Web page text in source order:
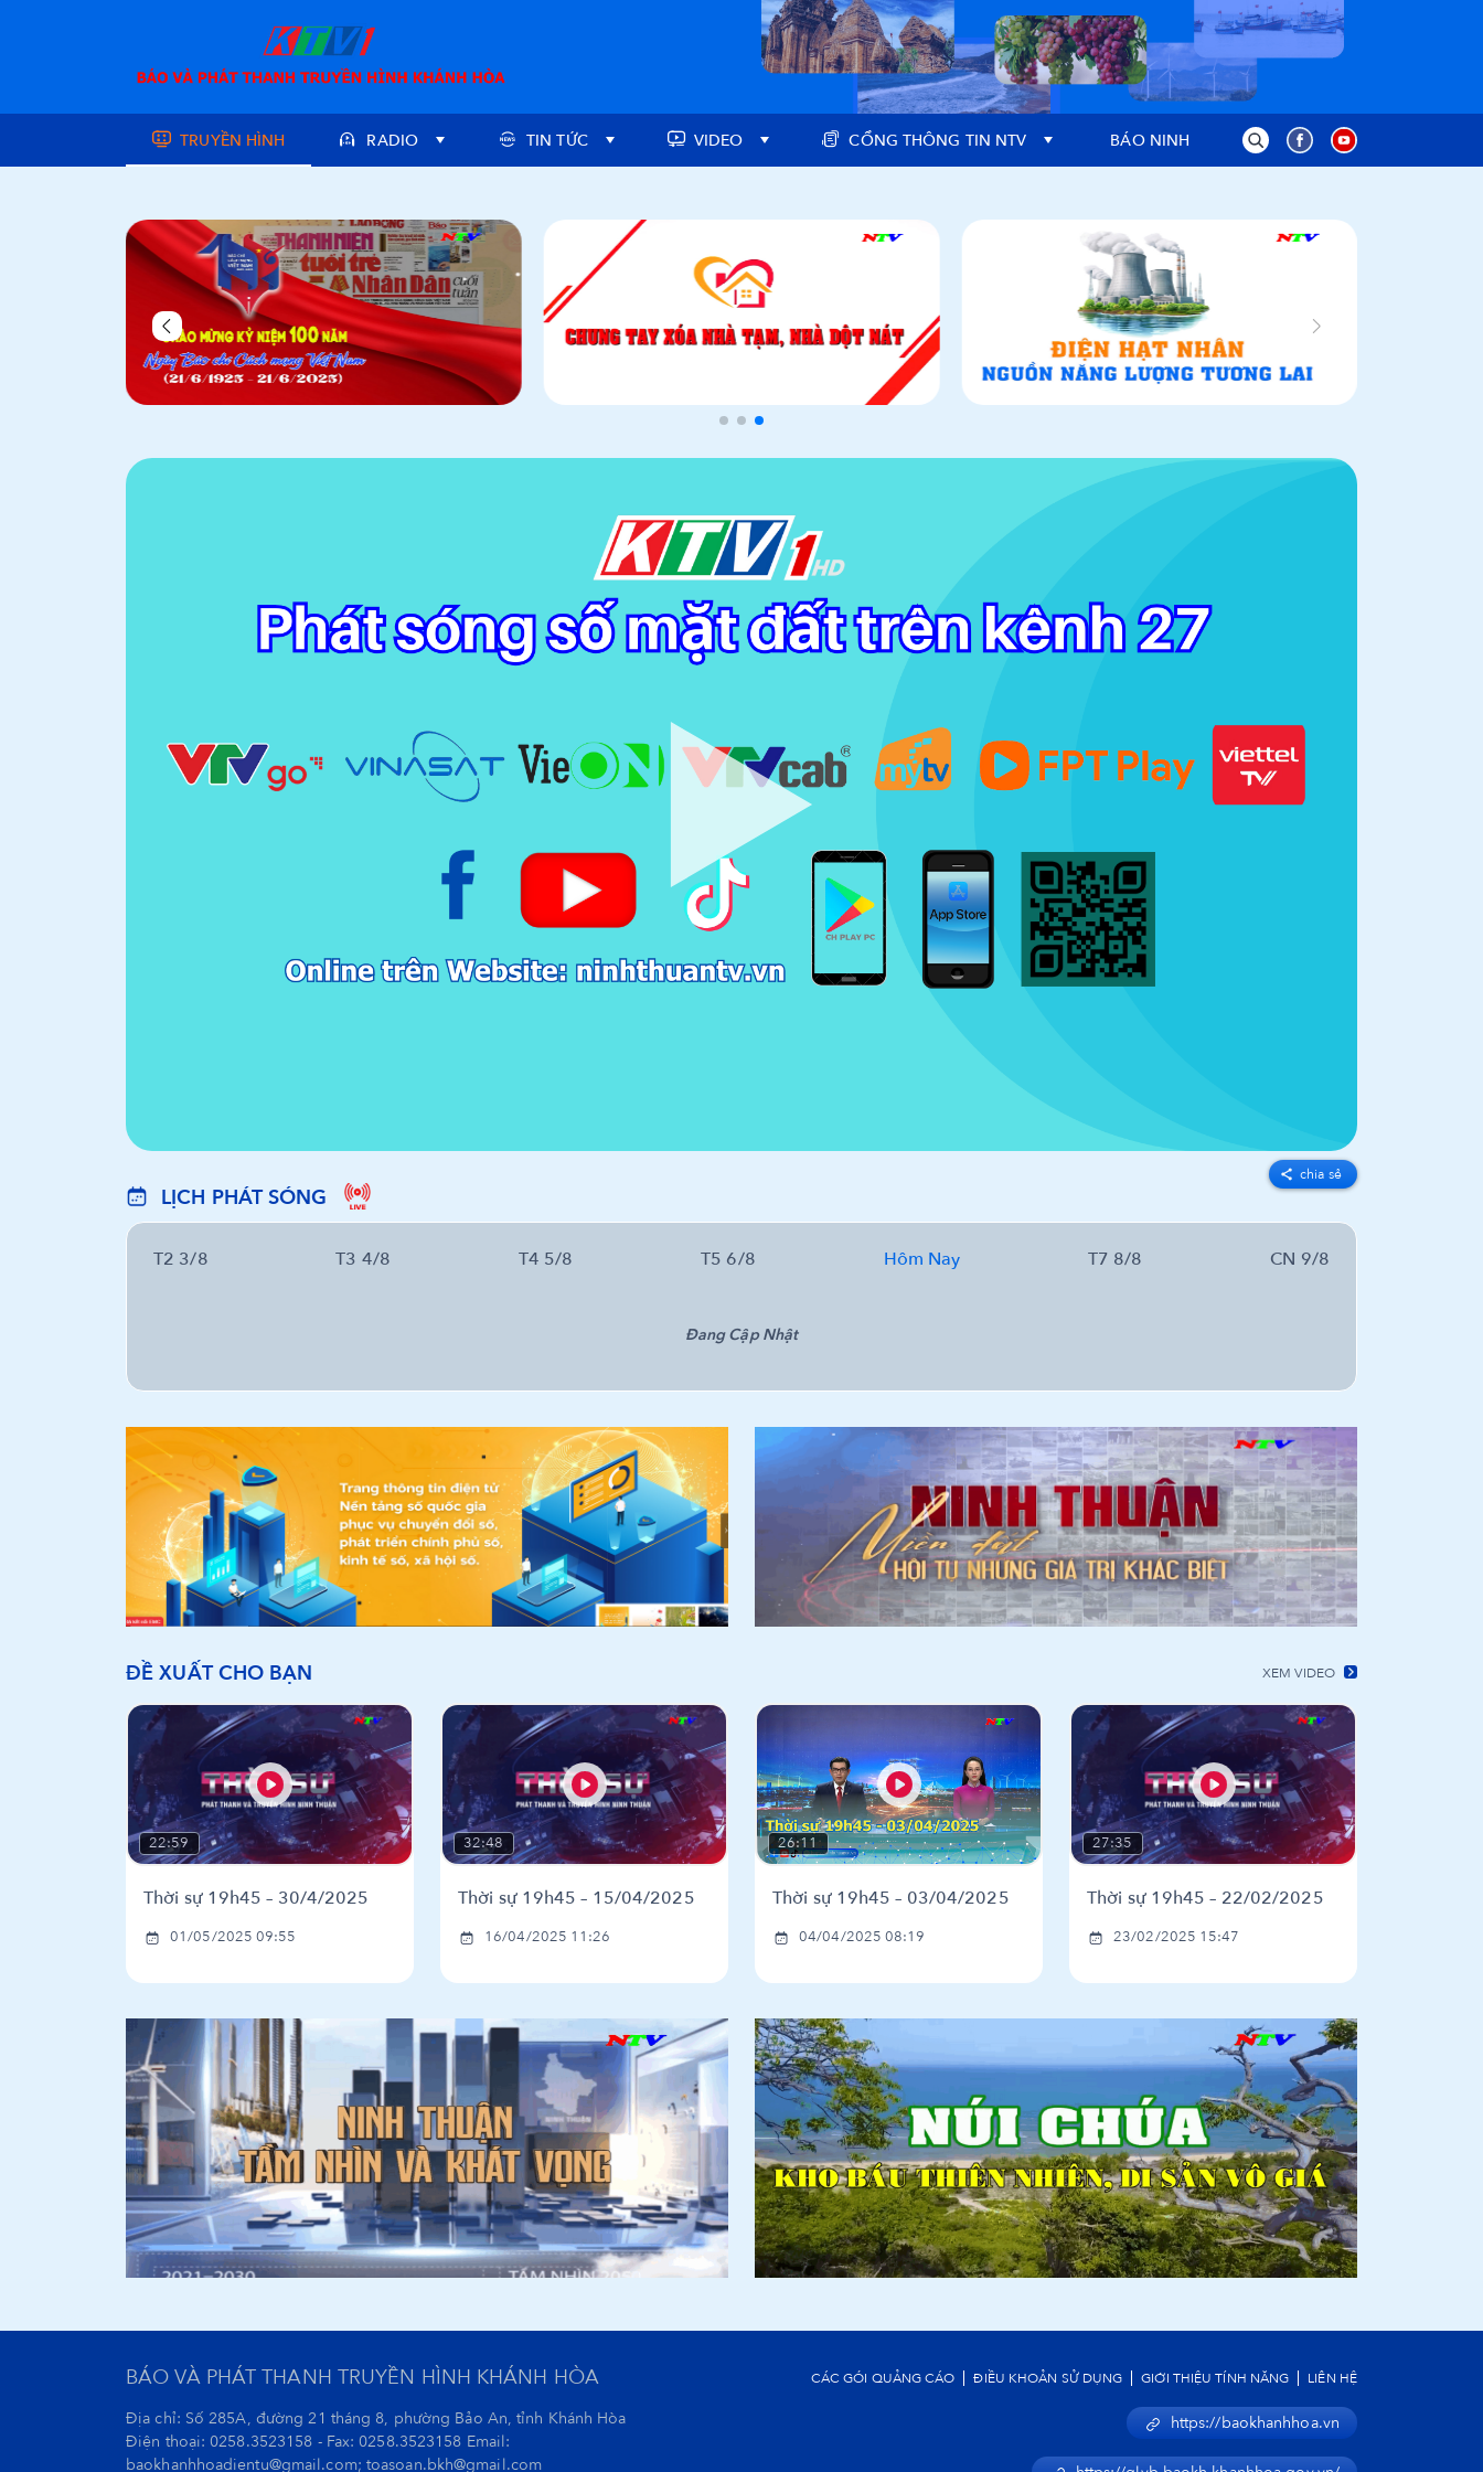
TRUYỀN HÌNH RADIO TIN TỨC VIDEO CỔNG THÔNG TIN NTV BÁO NINH THUẬN
chia sẻ
LỊCH PHÁT SÓNG
T2 3/8 T3 4/8 T4 5/8 T5 6/8 Hôm Nay T7 8/8 CN 9/8
Đang Cập Nhật
ĐỀ XUẤT CHO BẠN XEM VIDEO
22:59
Thời sự 19h45 – 30/4/2025
01/05/2025 09:55
32:48
Thời sự 19h45 – 15/04/2025
16/04/2025 11:26
26:11
Thời sự 19h45 – 03/04/2025
04/04/2025 08:19
27:35
Thời sự 19h45 – 22/02/2025
23/02/2025 15:47
BÁO VÀ PHÁT THANH TRUYỀN HÌNH KHÁNH HÒA
Địa chỉ: Số 285A, đường 21 tháng 8, phường Bảo An, tỉnh Khánh Hòa
Điện thoại: 0258.3523158 - Fax: 0258.3523158 Email:
baokhanhhoadientu@gmail.com; toasoan.bkh@gmail.com
CÁC GÓI QUẢNG CÁO ĐIỀU KHOẢN SỬ DỤNG GIỚI THIỆU TÍNH NĂNG LIÊN HỆ
https://baokhanhhoa.vn